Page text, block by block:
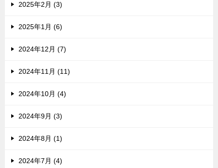
2025年2月 (3)
2025年1月 (6)
2024年12月 (7)
2024年11月 (11)
2024年10月 (4)
2024年9月 (3)
2024年8月 (1)
2024年7月 (4)